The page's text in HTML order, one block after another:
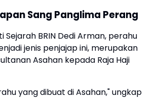
Sang Panglima Perang
Sejarah BRIN Dedi Arman, perahu
jenis penjajap ini, merupakan
Asahan kepada Raja Haji
yang dibuat di Asahan," ungkap